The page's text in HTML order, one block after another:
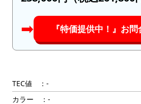
➡︎ 『特価提供中！』お
TEC値 ：-
カラー ：-